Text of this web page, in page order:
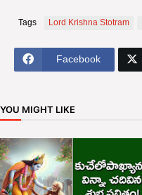
Tags Lord Krishna Stotram
Facebook
YOU MIGHT LIKE